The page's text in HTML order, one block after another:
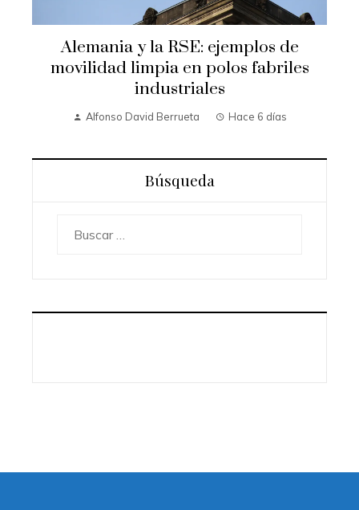
Alemania y la RSE: ejemplos de
movilidad limpia en polos fabriles
industriales
Alfonso David Berrueta Hace 6 días
Búsqueda